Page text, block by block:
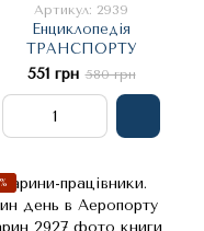
Артикул: 2939
Енциклопедія
ТРАНСПОРТУ
551 грн 580 грн